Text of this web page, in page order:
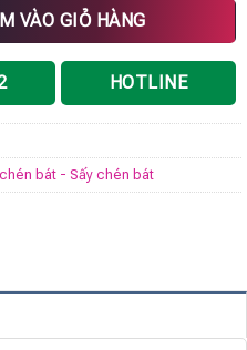
G số lượng
VÀO GIỎ HÀNG
HOTLINE
bát - Sấy chén bát